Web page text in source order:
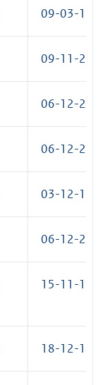
09-03-
09-11-
06-12-
06-12-
03-12-
06-12-
15-11-
18-12-